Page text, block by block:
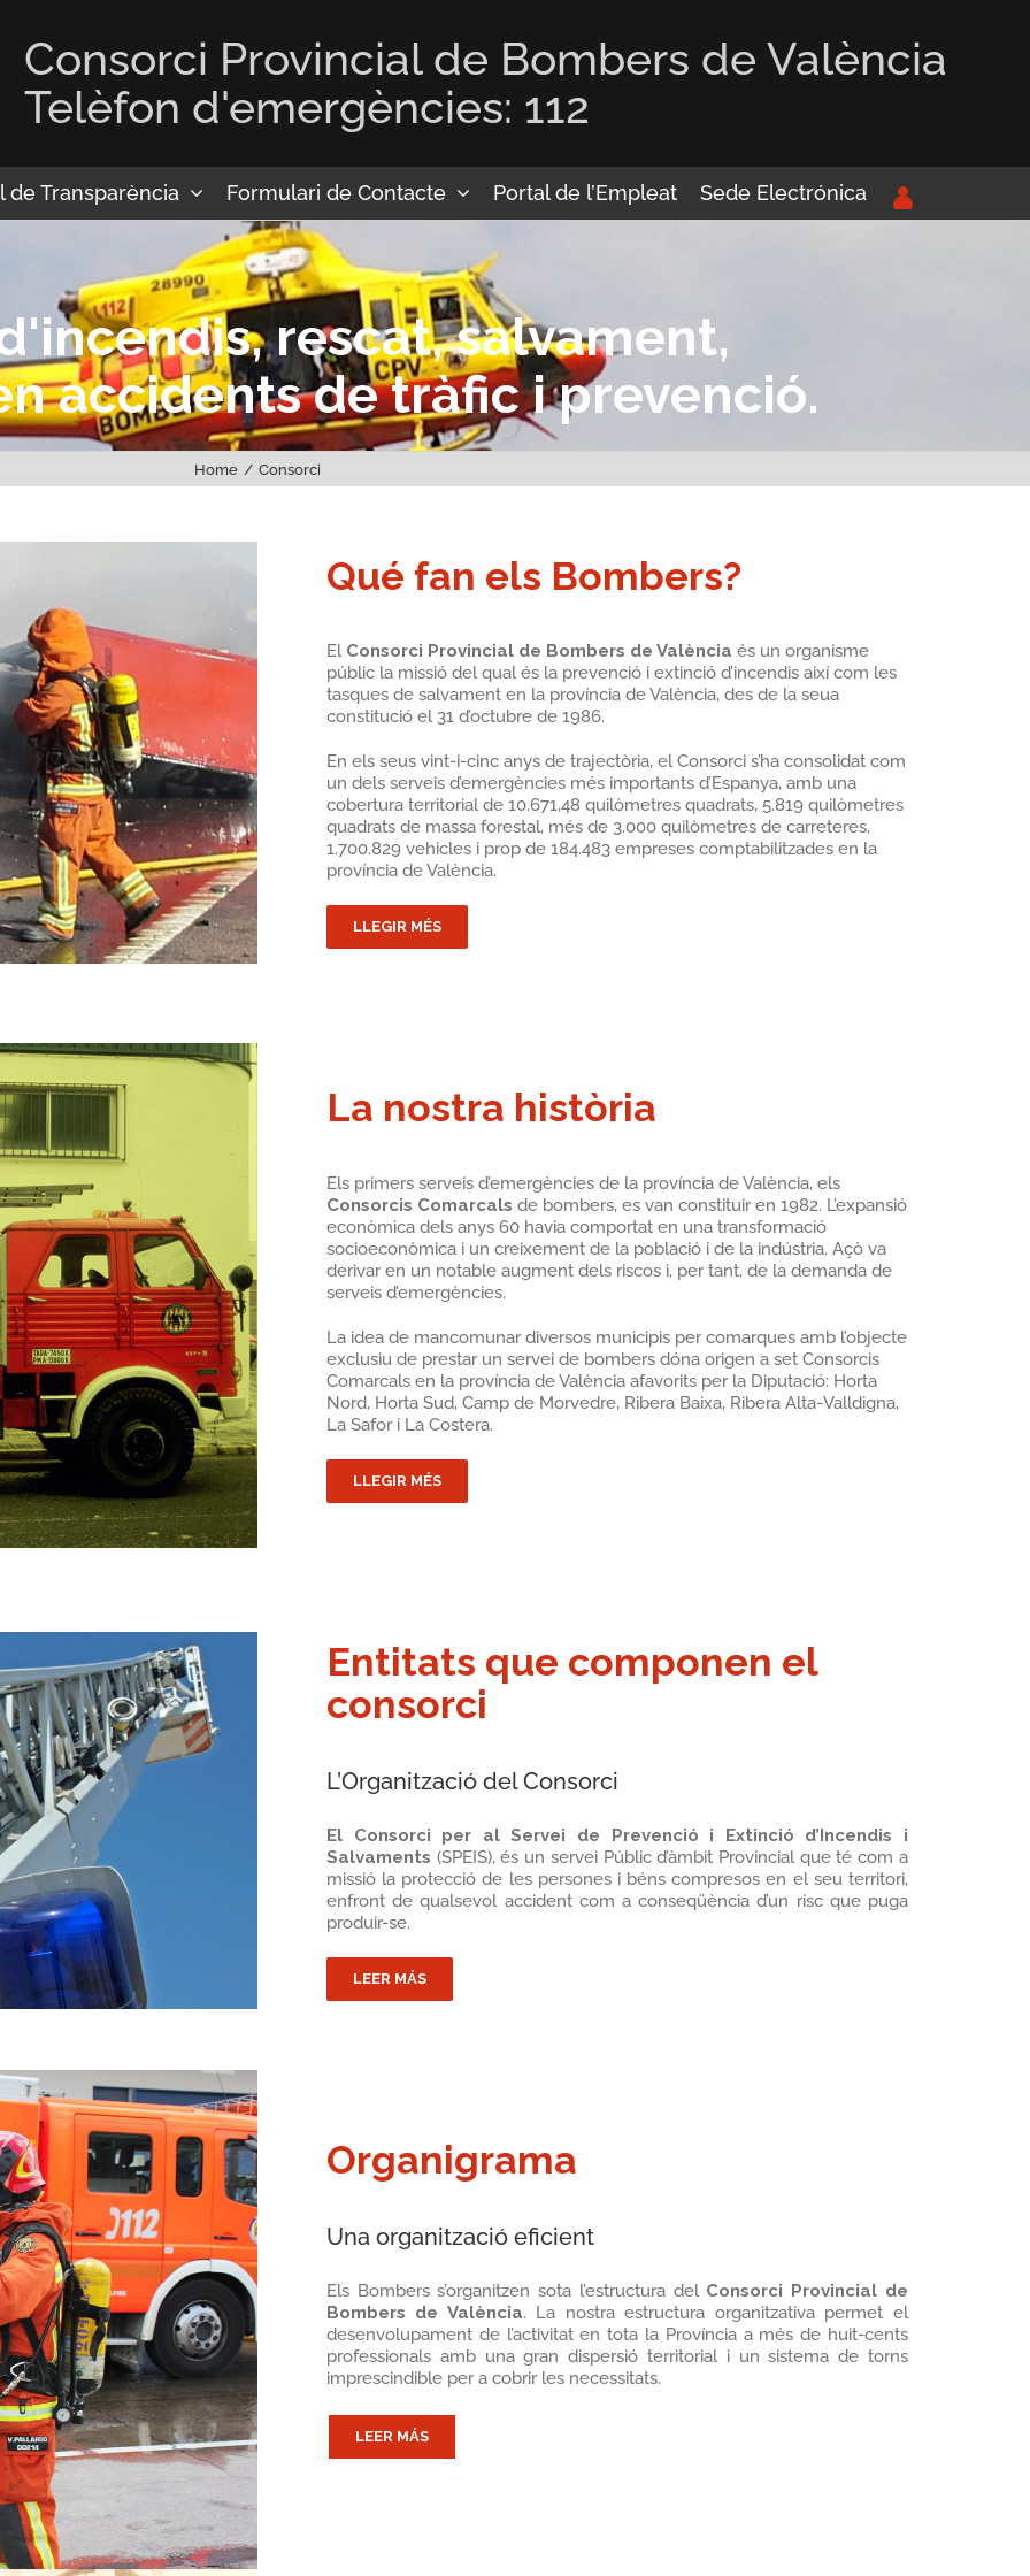
Consorci Provincial de Bombers de València
Telèfon d'emergències: 112
de Transparència Formulari de Contacte Portal de l’Empleat Sede Electrónica
rescat, salvament,
accidents de tràfic i prevenció.
Home Consorci
Qué fan els Bombers?
El Consorci Provincial de Bombers de València és un organisme
públic la missió del qual és la prevenció i extinció d’incendis així com les
tasques de salvament en la província de València, des de la seua
constitució el 31 d’octubre de 1986.
En els seus vint-i-cinc anys de trajectòria, el Consorci s’ha consolidat com
un dels serveis d’emergències més importants d’Espanya, amb una
cobertura territorial de 10.671,48 quilòmetres quadrats, 5.819 quilòmetres
quadrats de massa forestal, més de 3.000 quilòmetres de carreteres,
1.700.829 vehicles i prop de 184.483 empreses comptabilitzades en la
província de València.
LLEGIR MÉS
La nostra història
Els primers serveis d’emergències de la província de València, els
Consorcis Comarcals de bombers, es van constituir en 1982. L’expansió
econòmica dels anys 60 havia comportat en una transformació
socioeconòmica i un creixement de la població i de la indústria. Açò va
derivar en un notable augment dels riscos i, per tant, de la demanda de
serveis d’emergències.
La idea de mancomunar diversos municipis per comarques amb l’objecte
exclusiu de prestar un servei de bombers dóna origen a set Consorcis
Comarcals en la província de València afavorits per la Diputació: Horta
Nord, Horta Sud, Camp de Morvedre, Ribera Baixa, Ribera Alta-Valldigna,
La Safor i La Costera.
LLEGIR MÉS
Entitats que componen el
consorci
L’Organització del Consorci
El Consorci per al Servei de Prevenció i Extinció d’Incendis i
Salvaments (SPEIS), és un servei Públic d’àmbit Provincial que té com a
missió la protecció de les persones i béns compresos en el seu territori,
enfront de qualsevol accident com a conseqüència d’un risc que puga
produir-se.
LEER MÁS
Organigrama
Una organització eficient
Els Bombers s’organitzen sota l’estructura del Consorci Provincial de
Bombers de València. La nostra estructura organitzativa permet el
desenvolupament de l’activitat en tota la Província a més de huit-cents
professionals amb una gran dispersió territorial i un sistema de torns
imprescindible per a cobrir les necessitats.
LEER MÁS